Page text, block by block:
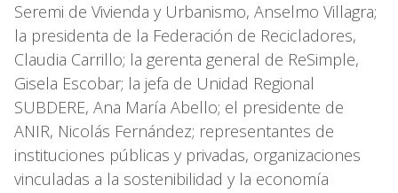
Seremi de Vivienda y Urbanismo, Anselmo Villagra;
la presidenta de la Federación de Recicladores,
Claudia Carrillo; la gerenta general de ReSimple,
Gisela Escobar; la jefa de Unidad Regional
SUBDERE, Ana María Abello; el presidente de
ANIR, Nicolás Fernández; representantes de
instituciones públicas y privadas, organizaciones
vinculadas a la sostenibilidad y la economía